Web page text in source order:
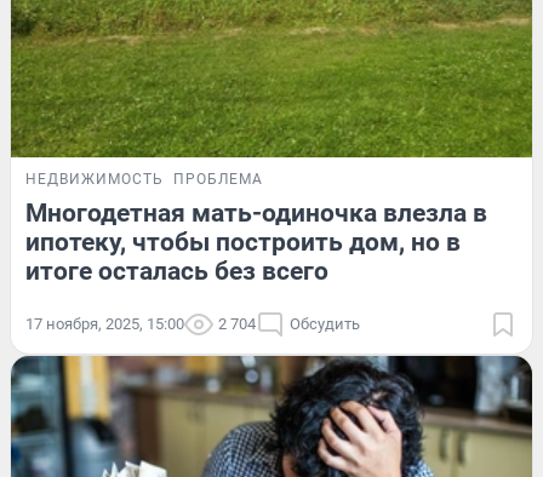
НЕДВИЖИМОСТЬ ПРОБЛЕМА
Многодетная мать-одиночка влезла в
ипотеку, чтобы построить дом, но в
итоге осталась без всего
17 ноября, 2025, 15:00 2 704 Обсудить